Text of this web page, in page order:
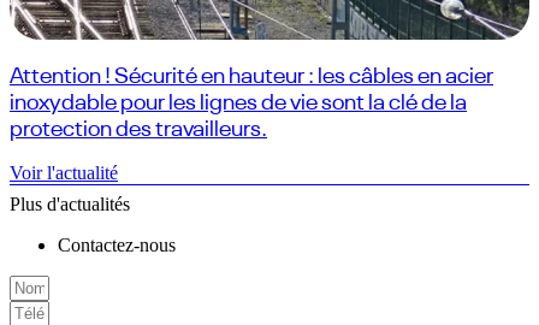
Attention ! Sécurité en hauteur : les câbles en acier
inoxydable pour les lignes de vie sont la clé de la
protection des travailleurs.
Voir l'actualité
Plus d'actualités
Contactez-nous